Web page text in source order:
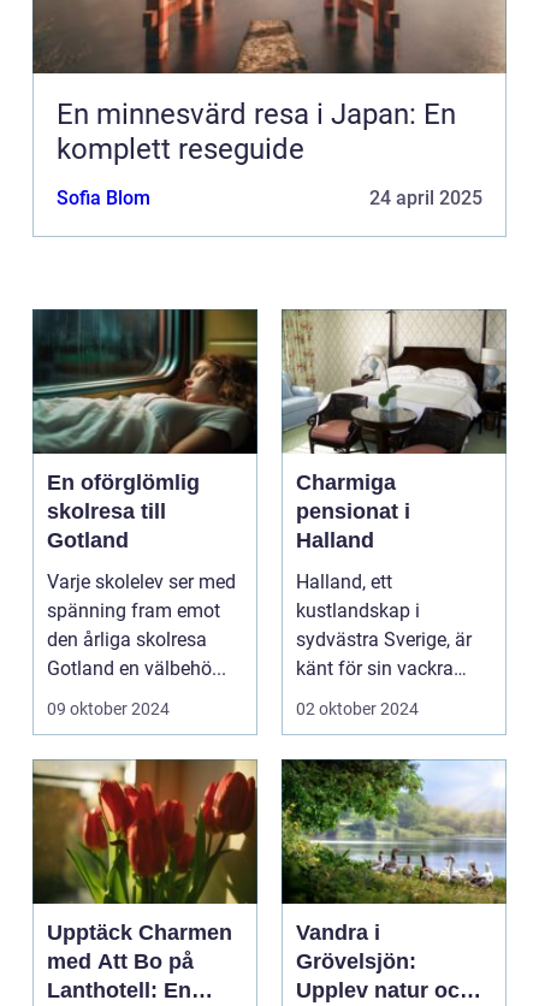
En minnesvärd resa i Japan: En
komplett reseguide
Sofia Blom 24 april 2025
En oförglömlig
skolresa till
Gotland
Varje skolelev ser med
spänning fram emot
den årliga skolresa
Gotland en välbehö...
09 oktober 2024
Charmiga
pensionat i
Halland
Halland, ett
kustlandskap i
sydvästra Sverige, är
känt för sin vackra
natur, långa
02 oktober 2024
Upptäck Charmen
med Att Bo på
Lanthotell: En
Vandra i
Grövelsjön:
Upplev natur och